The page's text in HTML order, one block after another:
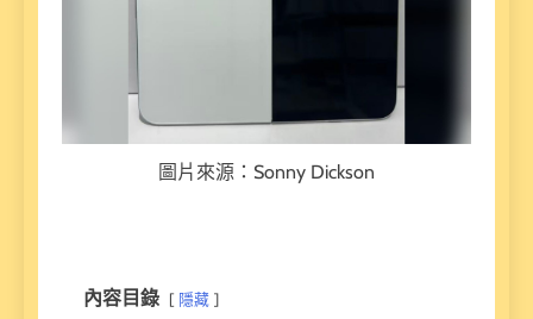
圖片來源：Sonny Dickson
內容目錄 隱藏